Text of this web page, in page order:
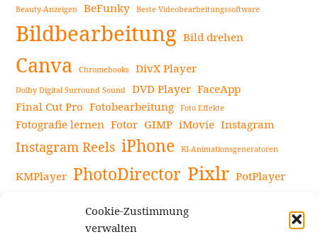
Cookie-Zustimmung
verwalten
Beauty-Anzeigen BeFunky Beste Videobearbeitungssoftware
Bildbearbeitung Bild drehen
Canva Chromebooks DivX Player
Dolby Digital Surround Sound DVD Player FaceApp
Final Cut Pro Fotobearbeitung Foto Effekte
Fotografie lernen Fotor GIMP iMovie Instagram
Instagram Reels iPhone KI-Animationsgeneratoren
KMPlayer PhotoDirector Pixlr PotPlayer
Snapseed